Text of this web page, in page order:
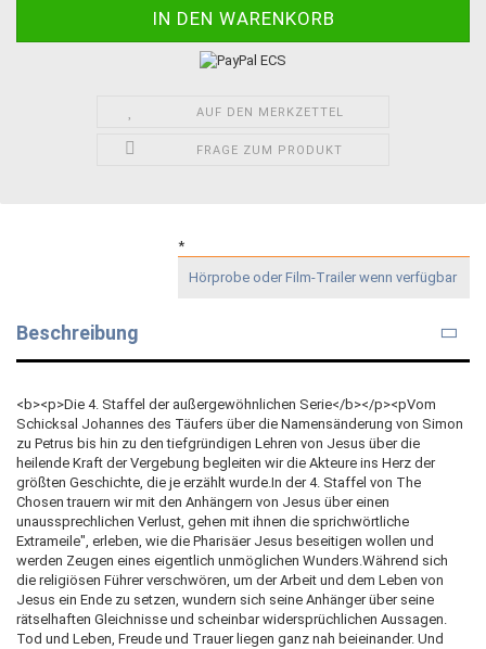
AUF DEN MERKZETTEL
FRAGE ZUM PRODUKT
*
Hörprobe oder Film-Trailer wenn verfügbar
Beschreibung
<b><p>Die 4. Staffel der außergewöhnlichen Serie</b></p><pVom
Schicksal Johannes des Täufers über die Namensänderung von Simon
zu Petrus bis hin zu den tiefgründigen Lehren von Jesus über die
heilende Kraft der Vergebung begleiten wir die Akteure ins Herz der
größten Geschichte, die je erzählt wurde.In der 4. Staffel von The
Chosen trauern wir mit den Anhängern von Jesus über einen
unaussprechlichen Verlust, gehen mit ihnen die sprichwörtliche
Extrameile", erleben, wie die Pharisäer Jesus beseitigen wollen und
werden Zeugen eines eigentlich unmöglichen Wunders.Während sich
die religiösen Führer verschwören, um der Arbeit und dem Leben von
Jesus ein Ende zu setzen, wundern sich seine Anhänger über seine
rätselhaften Gleichnisse und scheinbar widersprüchlichen Aussagen.
Tod und Leben, Freude und Trauer liegen ganz nah beieinander. Und